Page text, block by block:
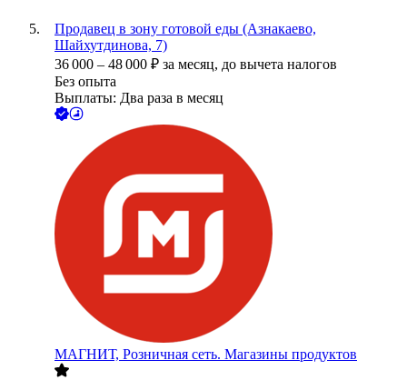
Продавец в зону готовой еды (Азнакаево,
Шайхутдинова, 7)
36 000 – 48 000 ₽ за месяц, до вычета налогов
Без опыта
Выплаты: Два раза в месяц
МАГНИТ, Розничная сеть. Магазины продуктов